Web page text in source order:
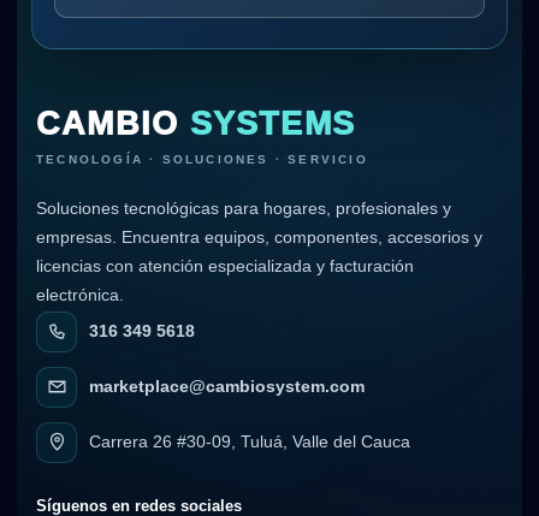
CAMBIO SYSTEMS
TECNOLOGÍA · SOLUCIONES · SERVICIO
Soluciones tecnológicas para hogares, profesionales y
empresas. Encuentra equipos, componentes, accesorios y
licencias con atención especializada y facturación
electrónica.
316 349 5618
marketplace@cambiosystem.com
Carrera 26 #30-09, Tuluá, Valle del Cauca
Síguenos en redes sociales